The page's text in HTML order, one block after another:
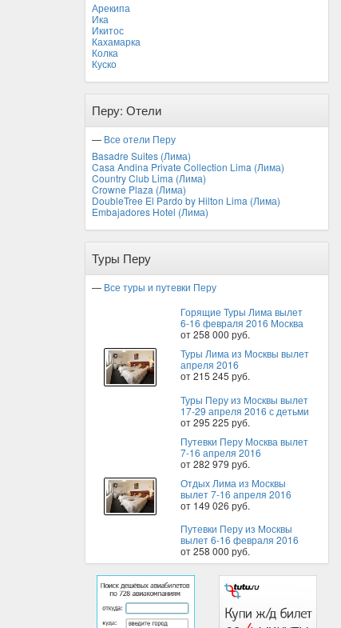
Арекипа
Ика
Икитос
Кахамарка
Колка
Куско
Перу: Отели
— Все отели Перу
Basadre Suites (Лима)
Casa Andina Private Collection Lima (Лима)
Country Club Lima (Лима)
Crowne Plaza (Лима)
DoubleTree El Pardo by Hilton Lima (Лима)
Embajadores Hotel (Лима)
Туры Перу
— Все туры и путевки Перу
Горящие Туры Лима вылет
6-16 февраля 2016 Москва
от 258 000 руб.
Туры Лима из Москвы вылет
апреля 2016
от 215 245 руб.
Туры Перу из Москвы вылет
17-29 апреля 2016 с детьми
от 295 225 руб.
Путевки Перу Москва вылет
7-16 апреля 2016
от 282 979 руб.
Отдых Лима из Москвы
вылет 7-16 апреля 2016
от 149 026 руб.
Путевки Перу из Москвы
вылет 6-16 февраля 2016
от 258 000 руб.